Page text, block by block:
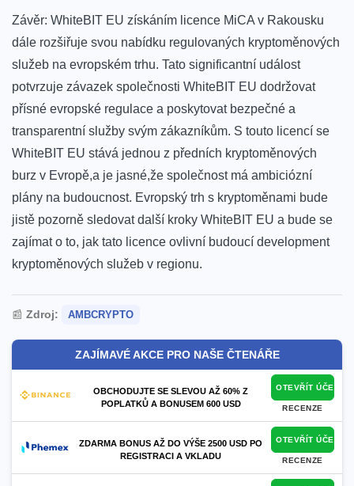
Závěr: WhiteBIT EU získáním licence MiCA v ⁢Rakousku
dále rozšiřuje svou nabídku regulovaných kryptoměnových
služeb na‌ evropském trhu. Tato significantní ‌událost
potvrzuje závazek společnosti WhiteBIT EU dodržovat⁤
přísné‌ evropské regulace a ​poskytovat bezpečné a
transparentní služby svým zákazníkům. S touto licencí se
WhiteBIT EU‍ stává jednou z předních‍ kryptoměnových
burz v Evropě,a je jasné,že společnost má⁤ ambiciózní
⁣plány na budoucnost. Evropský trh s kryptoměnami bude
jistě pozorně sledovat další kroky WhiteBIT⁢ EU a bude se
zajímat o to, jak tato ‍licence ovlivní budoucí development
kryptoměnových služeb v regionu.
📰 Zdroj: AMBCRYPTO
ZAJÍMAVÉ AKCE PRO NAŠE ČTENÁŘE
OBCHODUJTE SE SLEVOU AŽ 60% Z
POPLATKŮ A BONUSEM 600 USD
OTEVŘÍT ÚČET
RECENZE
ZDARMA BONUS AŽ DO VÝŠE 2500 USD PO
REGISTRACI A VKLADU
OTEVŘÍT ÚČET
RECENZE